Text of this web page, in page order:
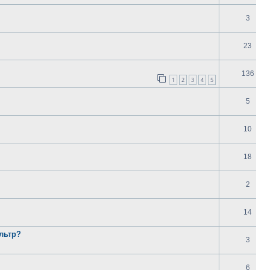
3
23
1 2 3 4 5
136
5
10
18
2
14
3
6